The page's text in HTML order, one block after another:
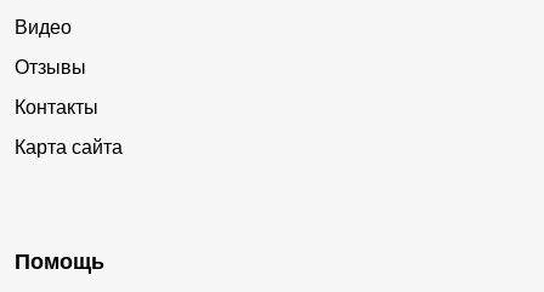
Видео
Отзывы
Контакты
Карта сайта
Помощь